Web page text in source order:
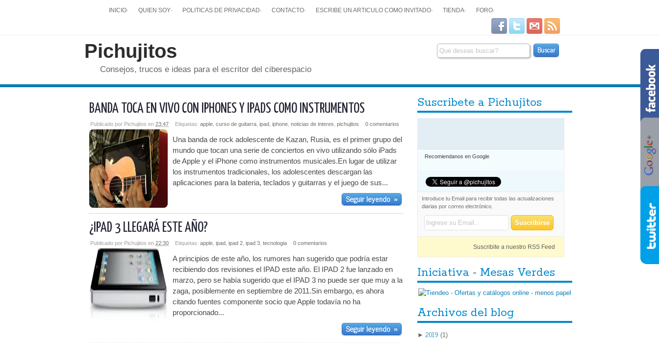
INICIO· QUIEN SOY· POLITICAS DE PRIVACIDAD· CONTACTO· ESCRIBE UN ARTICULO COMO INVITADO· TIENDA· FORO·
Pichujitos
Consejos, trucos e ideas para el escritor del ciberespacio
BANDA TOCA EN VIVO CON IPHONES Y IPADS COMO INSTRUMENTOS
Publicado por Pichujitos en 23:47 Etiquetas: apple curso de guitarra ipad iphone noticias de interes pichujitos 0 comentarios
Una banda de rock adolescente de Kazan, Rusia, es el primer grupo del
mundo que tocan una serie de conciertos en vivo utilizando sólo iPads
de Apple y el iPhone como instrumentos musicales.En lugar de utilizar
los instrumentos tradicionales, los adolescentes descargan las
aplicaciones para la bateria, teclados y guitarras y el juego de sus...
Seguir leyendo »
¿IPAD 3 LLEGARÁ ESTE AÑO?
Publicado por Pichujitos en 22:30 Etiquetas: apple ipad ipad 2 ipad 3 tecnologia 0 comentarios
A principios de este año, los rumores han sugerido que podría estar
recibiendo dos revisiones el IPAD este año. El IPAD 2 fue lanzado en
marzo, pero se había sugerido que el IPAD 3 no puede ser que muy a la
zaga, posiblemente en septiembre de 2011.Sin embargo, es ahora
citando fuentes componente socio que Apple todavía no ha
proporcionado...
Seguir leyendo »
Suscribete a Pichujitos
Recomiendanos en Google
Introduce tu Email para recibir todas las actualizaciones
diarias por correo electrónico.
Suscribite a nuestro RSS Feed
Iniciativa - Mesas Verdes
Archivos del blog
► 2019 (1)